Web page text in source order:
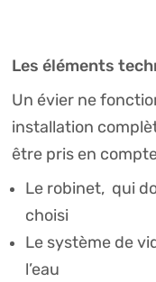
Les éléments
Un évier ne
installation
être pris en
Le robinet, qui
choisi
Le système de
l’eau